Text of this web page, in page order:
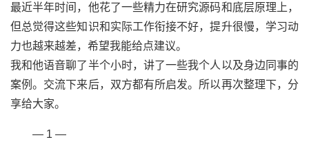
最近半年时间，他花了一些精力在研究源码和底层原理上，
但总觉得这些知识和实际工作衔接不好，提升很慢，学习动
力也越来越差，希望我能给点建议。
我和他语音聊了半个小时，讲了一些我个人以及身边同事的
案例。交流下来后，双方都有所启发。所以再次整理下，分
享给大家。
— 1 —